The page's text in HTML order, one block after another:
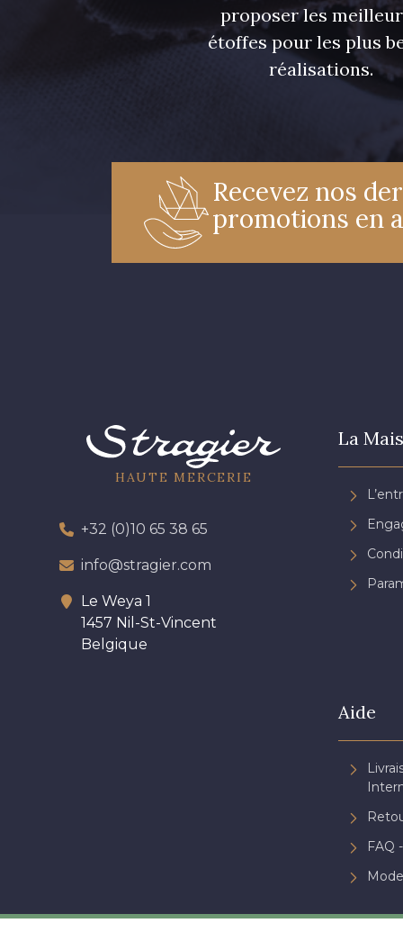
proposer les
étoffes pour les plus
réalisations.
Recevez nos
promotions en
HAUTE MERCERIE
+32 (0)10 65 38 65
info@stragier.com
Le Weya 1
1457 Nil-St-Vincent
Belgique
La
Aide
FAQ